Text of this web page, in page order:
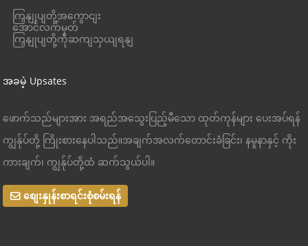
ကြှနျုပျတို့အကွောငျး
အောင်လက်မှတ်
ကြှနျုပျတို့ကိုဆကျသှယျရနျ
အခမဲ့ Upsates
ဖောက်သည်များအား အရည်အသွေးပြည့်မီသော ထုတ်ကုန်များ ပေးအပ်ရန်
ကျွန်ုပ်တို့ ကြိုးစားနေပါသည်။အချက်အလက်တောင်းခံခြင်း၊ နမူနာနှင့် ကိုး
ကားချက်၊ ကျွန်ုပ်တို့ထံ ဆက်သွယ်ပါ။
စျေးနှုန်းစာရင်းစုံစမ်းရန်